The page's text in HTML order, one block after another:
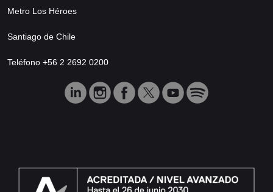
Metro Los Héroes
Santiago de Chile
Teléfono +56 2 2692 0200